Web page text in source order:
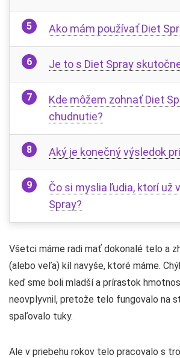
Ako mám používať Diet
Je to s Diet Spray
Kde môžem zohnať Diet
chudnutie?
Aký je konečný výsledok
Čo si myslia ľudia, ktorí už
Spray?
Všetci máme radi mať dokonalé telo a
(alebo veľa) kíl navyše, ktoré máme.
keď sme boli mladší a prírastok
neovplyvnil, pretože telo fungovalo na
spaľovalo tuky.
Ale v priebehu rokov telo pracovalo s